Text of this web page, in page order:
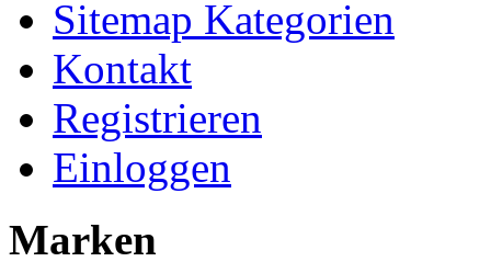
Sitemap Kategorien
Kontakt
Registrieren
Einloggen
Marken